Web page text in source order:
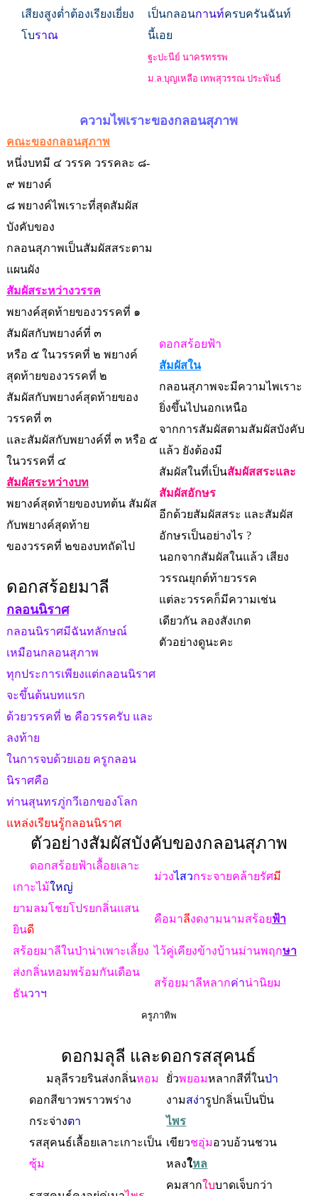
เสียงสูงต่ำต้องเรียงเยี่ยง
โบราณ
เป็นกลอนกานท์ครบครันฉันท์
นี้เอย
ฐะปะนีย์ นาครทรรพ
ม.ล.บุญเหลือ เทพสุวรรณ ประพันธ
ความไพเราะของกลอนสุภาพ
คณะของกลอนสุภาพ
หนึ่งบทมี ๔ วรรค วรรคละ ๘-
๙ พยางค์
๘ พยางค์ไพเราะที่สุดสัมผัส
บังคับของ
กลอนสุภาพเป็นสัมผัสสระตาม
แผนผัง
สัมผัสระหว่างวรรค
พยางค์สุดท้ายของวรรคที่ ๑
สัมผัสกับพยางค์ที่ ๓
หรือ ๕ ในวรรคที่ ๒ พยางค์
สุดท้ายของวรรคที่ ๒
สัมผัสกับพยางค์สุดท้ายของ
วรรคที่ ๓
และสัมผัสกับพยางค์ที่ ๓ หรือ ๕
ในวรรคที่ ๔
สัมผัสระหว่างบท
พยางค์สุดท้ายของบทต้น สัมผัส
กับพยางค์สุดท้าย
ของวรรคที่ ๒ของบทถัดไป
ดอกสร้อยมาลี
กลอนนิราศ
กลอนนิราศมีฉันทลักษณ์
เหมือนกลอนสุภาพ
ทุกประการเพียงแต่กลอนนิราศ
จะขึ้นต้นบทแรก
ด้วยวรรคที่ ๒ คือวรรครับ และ
ลงท้าย
ในการจบด้วยเอย ครูกลอน
นิราศคือ
ท่านสุนทรภู่กวีเอกของโลก
แหล่งเรียนรู้กลอนนิราศ
ดอกสร้อยฟ้า
สัมผัสใน
กลอนสุภาพจะมีความไพเราะ
ยิ่งขึ้นไปนอกเหนือ
จากการสัมผัสตามสัมผัสบังคับ
แล้ว ยังต้องมี
สัมผัสในที่เป็นสัมผัสสระและ
สัมผัสอักษร
อีกด้วยสัมผัสสระ และสัมผัส
อักษรเป็นอย่างไร ?
นอกจากสัมผัสในแล้ว เสียง
วรรณยุกต์ท้ายวรรค
แต่ละวรรคก็มีความเช่น
เดียวกัน ลองสังเกต
ตัวอย่างดูนะคะ
ตัวอย่างสัมผัสบังคับของกลอนสุภาพ
ดอกสร้อยฟ้าเลื้อยเลาะ
เกาะไม้ใหญ่
ม่วงไสวกระจายคล้ายรัศมี
ยามลมโชยโปรยกลิ่นแสน
ยินดี
คือมาลีงดงามนามสร้อยฟ้า
สร้อยมาลีในป่าน่าเพาะเลี้ยง ไว้คู่เคียงข้างบ้านม่านพฤกษา
ส่งกลิ่นหอมพร้อมกันเดือน
ธันวาฯ
สร้อยมาลีหลากค่าน่านิยม
ครูภาทิพ
ดอกมลุลี และดอกรสสุคนธ์
มลุลีรวยรินส่งกลิ่นหอม ยั่วพยอมหลากสีที่ในป่า
ดอกสีขาวพราวพร่าง
กระจ่างตา
งามสง่ารูปกลิ่นเป็นปิ่น
ไพร
รสสุคนธ์เลื้อยเลาะเกาะเป็น
ซุ้ม
เขียวชอุ่มอวบอ้วนชวน
หลงใหล
คมสากใบบาดเจ็บกว่า